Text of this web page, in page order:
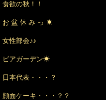
食欲の秋！！
お 盆 休 み っ ☀
女性部会♪♪
ビアガーデン☀
日本代表・・・？
顔面ケーキ・・・？？